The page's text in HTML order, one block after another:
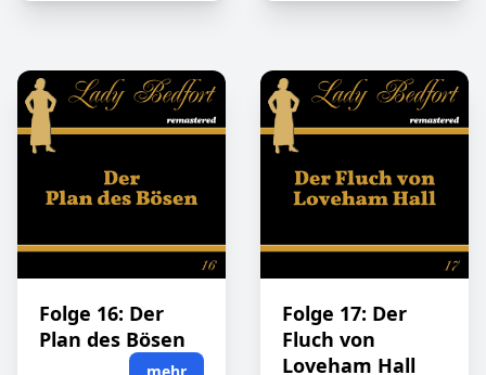
Folge 16: Der
Plan des Bösen
Folge 17: Der
Fluch von
Loveham Hall